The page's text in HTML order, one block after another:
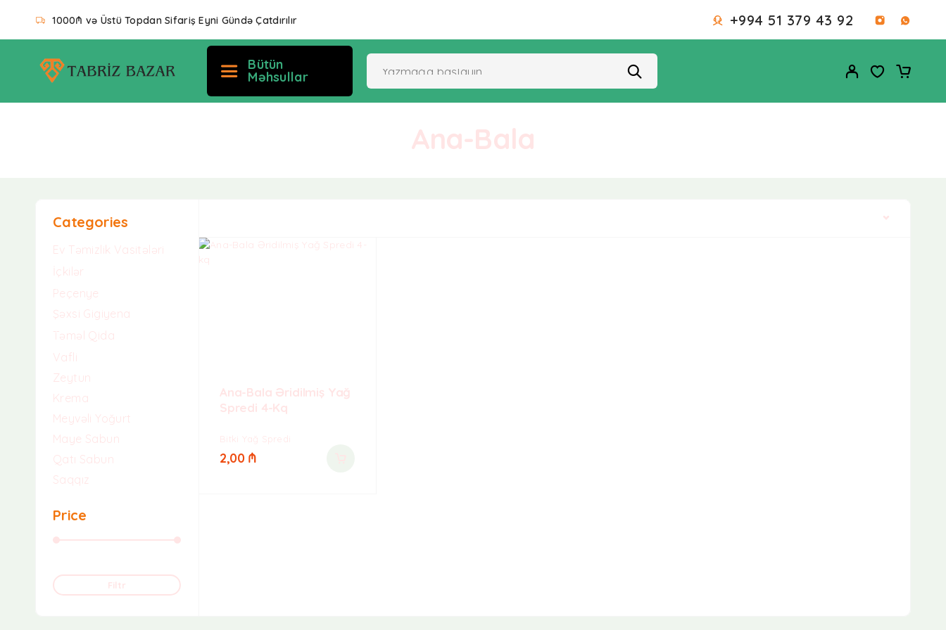
1000₼ və Üstü Topdan Sifariş Eyni Gündə Çatdırılır +994 51 379 43 92
Bütün
Məhsullar
Ana-Bala
Categories
Ev Təmizlik Vasitələri
İçkilər
Peçenye
Şəxsi Gigiyena
Təməl Qida
Vafli
Zeytun
Krema
Meyvəli Yoğurt
Maye Sabun
Qatı Sabun
Saqqız
Price
Filtr
Ana-Bala Əridilmiş Yağ
Spredi 4-Kq
Bitki Yağ Spredi
2,00 ₼